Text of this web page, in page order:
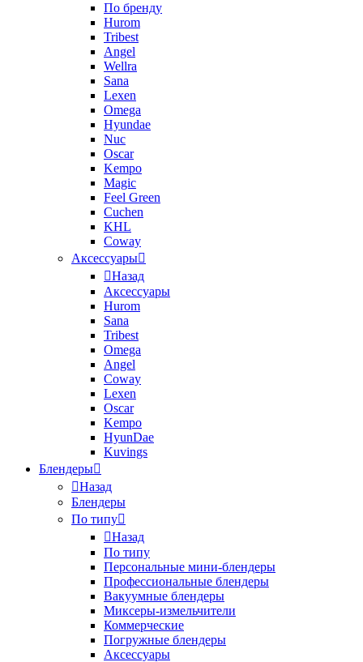
По бренду
Hurom
Tribest
Angel
Wellra
Sana
Lexen
Omega
Hyundae
Nuc
Oscar
Kempo
Magic
Feel Green
Cuchen
KHL
Coway
Аксессуары
Назад
Аксессуары
Hurom
Sana
Tribest
Omega
Angel
Coway
Lexen
Oscar
Kempo
HyunDae
Kuvings
Блендеры
Назад
Блендеры
По типу
Назад
По типу
Персональные мини-блендеры
Профессиональные блендеры
Вакуумные блендеры
Миксеры-измельчители
Коммерческие
Погружные блендеры
Аксессуары